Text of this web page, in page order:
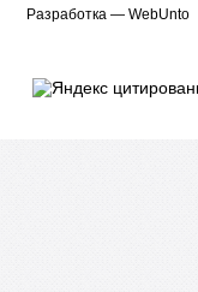
Разработка —WebUnto